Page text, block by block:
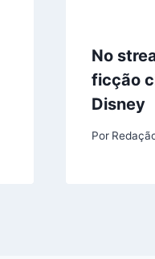
No
ficção
Disney
Por